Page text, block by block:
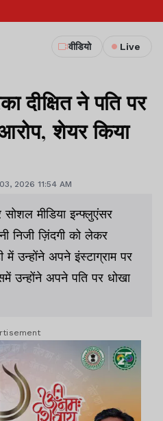
वीडियो Live
दीक्षित ने पति पर
शेयर किया
2026 11:54 AM
मीडिया इन्फ्लुएंसर
निजी ज़िंदगी को लेकर
में उन्होंने अपने इंस्टाग्राम पर
उन्होंने अपने पति पर धोखा